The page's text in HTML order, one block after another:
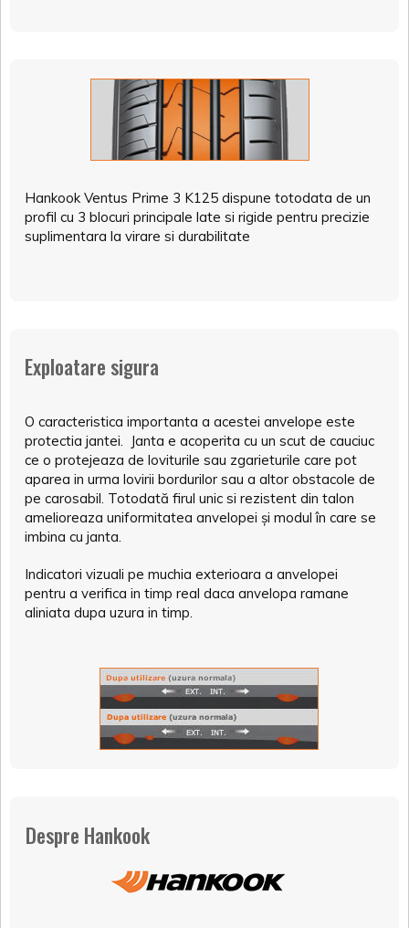
Hankook Ventus Prime 3 K125 dispune totodata de un
profil cu 3 blocuri principale late si rigide pentru precizie
suplimentara la virare si durabilitate
Exploatare sigura
O caracteristica importanta a acestei anvelope este
protectia jantei. Janta e acoperita cu un scut de cauciuc
ce o protejeaza de loviturile sau zgarieturile care pot
aparea in urma lovirii bordurilor sau a altor obstacole de
pe carosabil. Totodată firul unic si rezistent din talon
amelioreaza uniformitatea anvelopei și modul în care se
imbina cu janta.
Indicatori vizuali pe muchia exterioara a anvelopei
pentru a verifica in timp real daca anvelopa ramane
aliniata dupa uzura in timp.
Despre Hankook